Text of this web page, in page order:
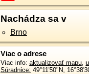
Nachádza sa v
Brno
Viac o adrese
Viac info: aktualizovať mapu,
Súradnice: 49°11'50"N,